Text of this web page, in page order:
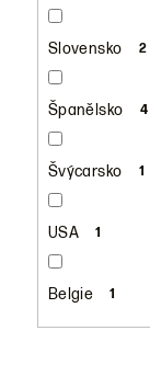
Slovensko 2
Španělsko 4
Švýcarsko 1
USA 1
Belgie 1